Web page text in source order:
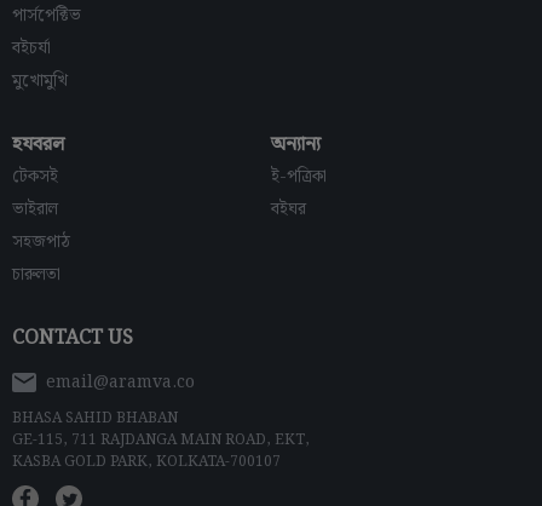
পার্সপেক্টিভ
বইচর্যা
মুখোমুখি
হযবরল
টেকসই
ভাইরাল
সহজপাঠ
চারুলতা
অন্যান্য
ই-পত্রিকা
বইঘর
CONTACT US
email@aramva.co
BHASA SAHID BHABAN
GE-115, 711 RAJDANGA MAIN ROAD, EKT,
KASBA GOLD PARK, KOLKATA-700107